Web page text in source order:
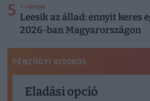
5 1 hónapja
Leesik az állad: ennyit keres
2026-ban Magyarországon
PÉNZÜGYI KISOKOS
Eladási opció